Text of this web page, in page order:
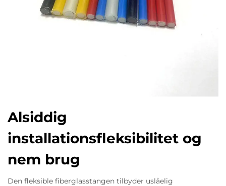
Alsiddig
installationsfleksibilitet og
nem brug
Den fleksible fiberglasstangen tilbyder uslåelig